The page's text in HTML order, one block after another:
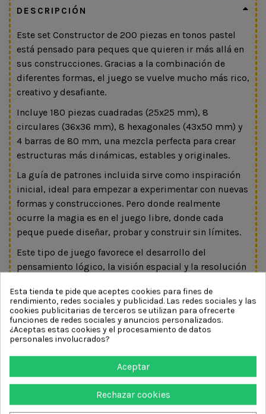
DESCRIPCIÓN
Este set Constructor de 200 piezas en tonos pastel
está pensado para peques que quieren ir más allá en
sus construcciones. Gracias a la combinación de
diferentes formas, el juego se vuelve mucho más rico,
creativo y desafiante.
Incluye 180 piezas cuadradas (25x25 mm), 8
circulares (36x36 mm), 8 hexagonales (43x50 mm) y
4 barras de 80 mm, una mezcla perfecta para crear
estructuras más dinámicas, estables y originales.
La guía de patrones incluida sirve como inspiración
inicial, ideal para empezar a experimentar con nuevas
formas y construcciones. Pero donde realmente
ocurre la magia es en el juego libre, donde cada
peque puede diseñar, probar y construir sin límites.
Este tipo de juego favorece el desarrollo del
pensamiento lógico, la visión espacial y la resolución
distintos formatos estimula la creatividad, la
planificación y la motricidad fina, acompañando su
desarrollo de forma natural.
Recomendado a partir de 3 años, es una opción ideal
tanto para juego individual como compartido,
perfecta para quienes ya disfrutan construyendo y
buscan nuevos retos.
Un set completo que crece con ellos y multiplica las
Esta tienda te pide que aceptes cookies para fines de
rendimiento, redes sociales y publicidad. Las redes sociales y las
cookies publicitarias de terceros se utilizan para ofrecerte
funciones de redes sociales y anuncios personalizados.
¿Aceptas estas cookies y el procesamiento de datos
personales involucrados?
Aceptar
Rechazar cookies